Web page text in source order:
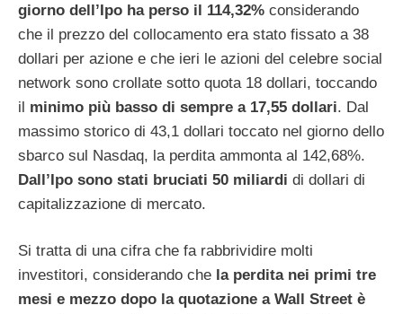
giorno dell’Ipo ha perso il 114,32% considerando
che il prezzo del collocamento era stato fissato a 38
dollari per azione e che ieri le azioni del celebre social
network sono crollate sotto quota 18 dollari, toccando
il minimo più basso di sempre a 17,55 dollari. Dal
massimo storico di 43,1 dollari toccato nel giorno dello
sbarco sul Nasdaq, la perdita ammonta al 142,68%.
Dall’Ipo sono stati bruciati 50 miliardi di dollari di
capitalizzazione di mercato.
Si tratta di una cifra che fa rabbrividire molti
investitori, considerando che la perdita nei primi tre
mesi e mezzo dopo la quotazione a Wall Street è